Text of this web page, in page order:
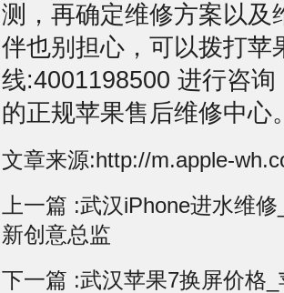
测，再确定维修方案以及
伴也别担心，可以拨打苹
线:4001198500 进行咨
的正规苹果售后维修中心。
文章来源:http://m.apple-
上一篇 :武汉iPhone进水维
新创意总监
下一篇 :武汉苹果7换屏价格